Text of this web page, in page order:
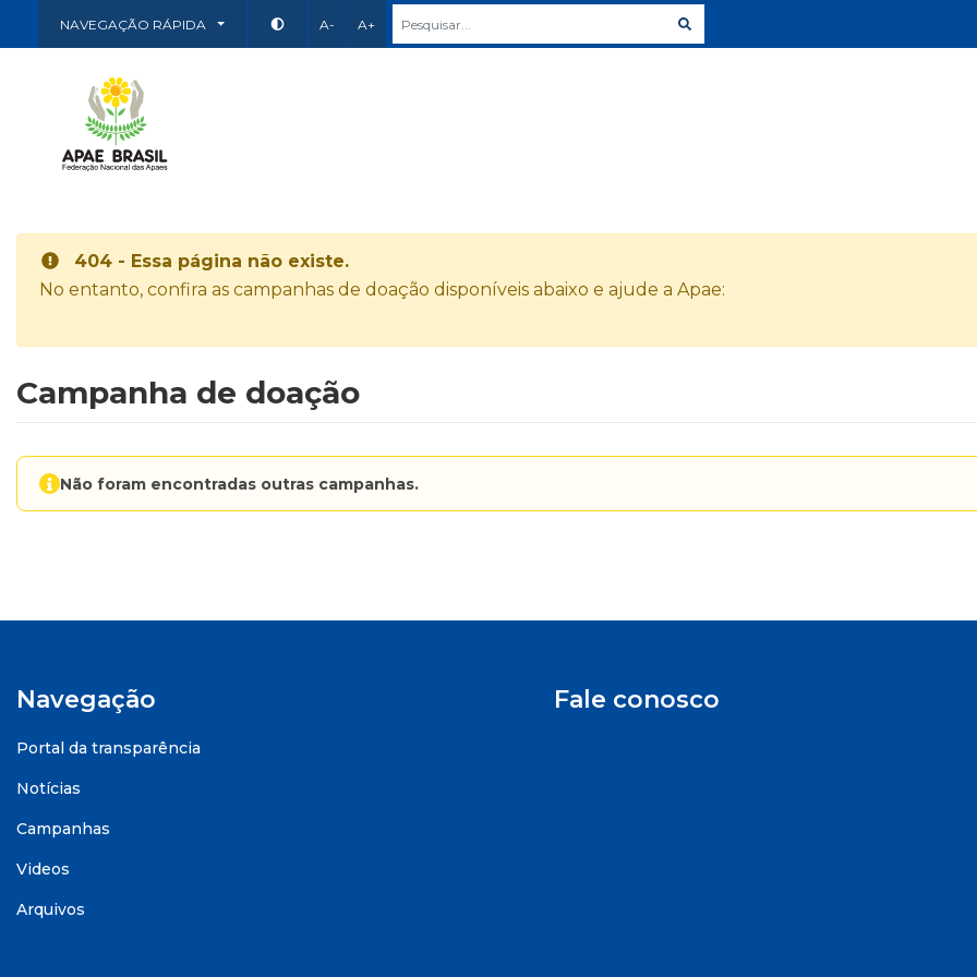
NAVEGAÇÃO RÁPIDA A- A+
404 - Essa página não existe.
No entanto, confira as campanhas de doação disponíveis abaixo e ajude a Apae:
Campanha de doação
Não foram encontradas outras campanhas.
Navegação
Portal da transparência
Notícias
Campanhas
Videos
Arquivos
Fale conosco